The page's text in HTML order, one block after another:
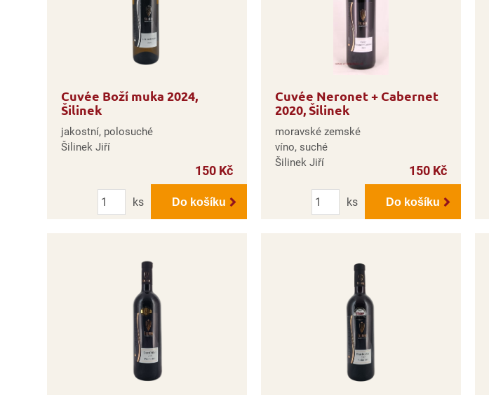
Cuvée Boží muka 2024,
Šilinek
jakostní, polosuché
Šilinek Jiří
150 Kč
Počet
ks
Do košíku
Cuvée Neronet + Cabernet
2020, Šilinek
moravské zemské
víno, suché
Šilinek Jiří
150 Kč
Počet
ks
Do košíku